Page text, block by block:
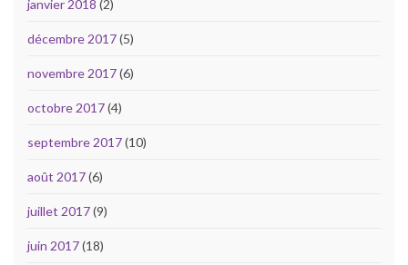
janvier 2018 (2)
décembre 2017(5)
novembre 2017(6)
octobre 2017(4)
septembre 2017(10)
août 2017(6)
juillet 2017(9)
juin 2017(18)